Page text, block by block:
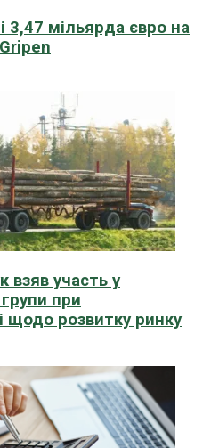
3,47 мільярда євро на
взяв участь у
групи при
щодо розвитку ринку